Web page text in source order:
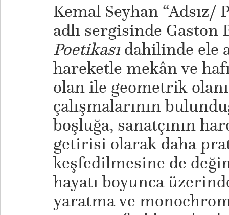
Kemal Seyhan “Adsız/
adlı sergisinde Gaston
Poetikasıdahilinde ele
hareketle mekân ve
olan ile geometrik
çalışmalarının
boşluğa, sanatçının
getirisi olarak daha
keşfedilmesine de
hayatı boyunca
yaratma ve